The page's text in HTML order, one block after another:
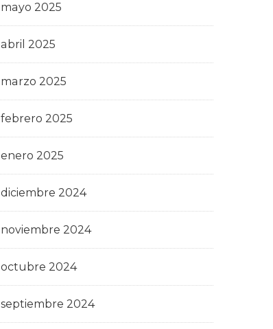
mayo 2025
abril 2025
marzo 2025
febrero 2025
enero 2025
diciembre 2024
noviembre 2024
octubre 2024
septiembre 2024